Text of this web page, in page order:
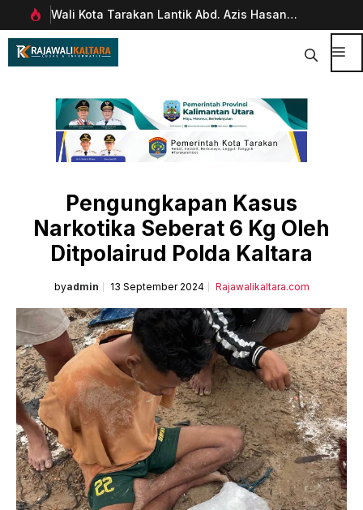
Langsung
ke
Wali Kota Tarakan Lantik Abd. Azis Hasan
sebagai Sekda
Pengungkapan Kasus
Narkotika Seberat 6 Kg Oleh
Ditpolairud Polda Kaltara
byadmin 13 September 2024 Rajawalikaltara.com